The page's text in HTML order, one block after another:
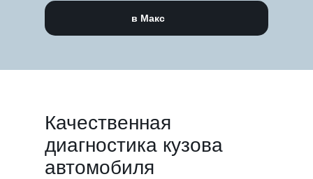
Оставьте свои контакты, мы свяжемся с вами и ответим
на любые вопросы
БЕСПЛАТНАЯ КОНСУЛЬТАЦИЯ
в Макс
Качественная
диагностика кузова
автомобиля